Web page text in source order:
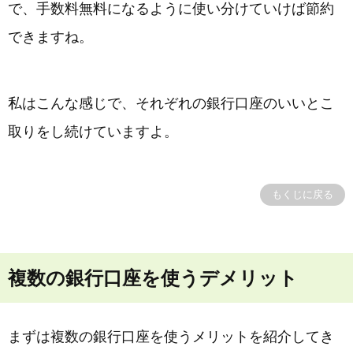
で、手数料無料になるように使い分けていけば節約
できますね。
私はこんな感じで、それぞれの銀行口座のいいとこ
取りをし続けていますよ。
もくじに戻る
複数の銀行口座を使うデメリット
まずは複数の銀行口座を使うメリットを紹介してき